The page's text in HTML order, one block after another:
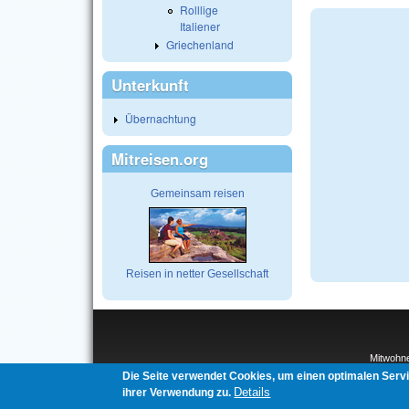
Rolllige
Italiener
Griechenland
Unterkunft
Übernachtung
Mitreisen.org
Gemeinsam reisen
Reisen in netter Gesellschaft
Die Seite verwendet Cookies, um einen optimalen
ihrer Verwendung zu. Details